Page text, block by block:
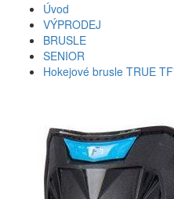
Úvod
VÝPRODEJ
BRUSLE
SENIOR
Hokejové brusle TRUE